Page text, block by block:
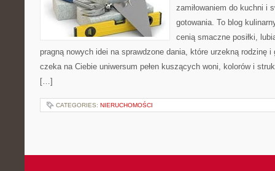
zamiłowaniem do kuchni i
gotowania. To blog
cenią smaczne posiłki,
pragną nowych idei na sprawdzone dania, które urzekną rodzinę
czeka na Ciebie uniwersum pełen kuszących woni, kolorów i
[…]
CATEGORIES: NIERUCHOMOŚCI